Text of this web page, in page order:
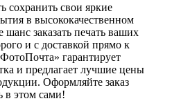
сохранить свои яркие
в высококачественном
заказать печать ваших
и с доставкой прямо к
гарантирует
и предлагает лучшие цены
Оформляйте заказ
в этом сами!